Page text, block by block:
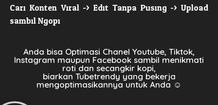
Cari Konten Viral -> Edit Tanpa Pusing -> Upload
sambil Ngopi
Anda bisa Optimasi Chanel Youtube, Tiktok,
Instagram maupun Facebook sambil menikmati
roti dan secangkir kopi,
biarkan Tubetrendy yang bekerja
mengoptimasikannya untuk Anda ☺